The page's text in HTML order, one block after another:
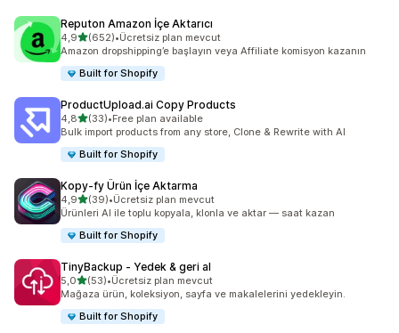
Reputon Amazon İçe Aktarıcı
4,95 yıldız üzerinden
(652)
toplam 652 değerlendirme
•Ücretsiz plan mevcut
Amazon dropshipping’e başlayın veya Affiliate komisyon kazanın
Built for Shopify
ProductUpload.ai Copy Products
4,85 yıldız üzerinden
(33)
toplam 33 değerlendirme
•Free plan available
Bulk import products from any store, Clone & Rewrite with AI
Built for Shopify
Kopy‑fy Ürün İçe Aktarma
4,95 yıldız üzerinden
(39)
toplam 39 değerlendirme
•Ücretsiz plan mevcut
Ürünleri AI ile toplu kopyala, klonla ve aktar — saat kazan
Built for Shopify
TinyBackup ‑ Yedek & geri al
5,05 yıldız üzerinden
(53)
toplam 53 değerlendirme
•Ücretsiz plan mevcut
Mağaza ürün, koleksiyon, sayfa ve makalelerini yedekleyin.
Built for Shopify